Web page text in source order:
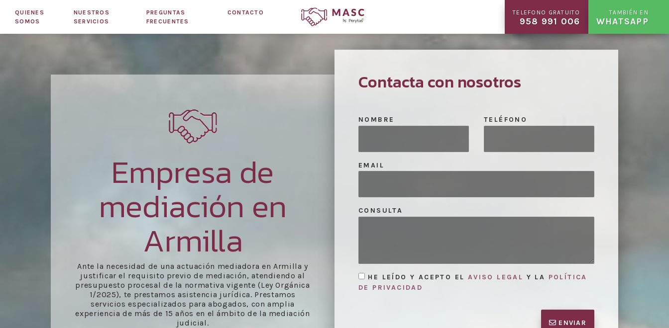
QUIENES
SOMOS
NUESTROS
SERVICIOS
PREGUNTAS
FRECUENTES
CONTACTO TELEFONO GRATUITO
958 991 006
TAMBIÉN EN
WHATSAPP
Empresa de
mediación en
Armilla
Ante la necesidad de una actuación mediadora en Armilla y
justificar el requisito previo de mediación, atendiendo al
presupuesto procesal de la normativa vigente (Ley Orgánica
1/2025), te prestamos asistencia jurídica. Prestamos
servicios especializados para abogados, con amplia
experiencia de más de 15 años en el ámbito de la mediación
judicial.
Contacta con nosotros
NOMBRE TELÉFONO
EMAIL
CONSULTA
HE LEÍDO Y ACEPTO EL AVISO LEGAL Y LA POLÍTICA
DE PRIVACIDAD
ENVIAR